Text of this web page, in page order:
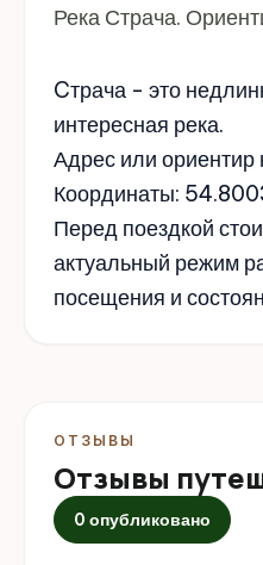
Река Страча.
Cтрача - это
интересная река.
Адрес или ориентир
Координаты:
Перед поездкой
актуальный режим
посещения и
ОТЗЫВЫ
Отзывы
0 опубликовано